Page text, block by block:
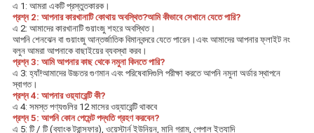
এ 1: আমরা একটি প্রস্তুতকারক।
প্রশ্ন 2: আপনার কারখানাটি কোথায় অবস্থিত?আমি কীভাবে সেখানে যেতে পারি?
এ 2: আমাদের কারখানাটি গুয়াংজু শহরে অবস্থিত।
আপনি শেনঝেন বা গুয়াংজু আন্তর্জাতিক বিমানবন্দরে যেতে পারেন।এবং আমাদের আপনার ফ্লাইট নং
বলুন আমরা আপনাকে বাছাইয়ের ব্যবস্থা করব।
প্রশ্ন 3: আমি আপনার কাছ থেকে নমুনা কিনতে পারি?
এ 3: হ্যাঁ!আমাদের উচ্চতর গুণমান এবং পরিষেবাদিগুলি পরীক্ষা করতে আপনি নমুনা অর্ডার স্থাপনে
স্বাগত।
প্রশ্ন 4: আপনার ওয়্যারেন্টি কী?
এ 4: সমস্ত পণ্যগুলির 12 মাসের ওয়্যারেন্টি থাকবে
প্রশ্ন 5: আপনি কোন পেমেন্ট পদ্ধতি গ্রহণ করবেন?
এ 5: টি / টি (ব্যাংক ট্রান্সফার), ওয়েস্টার্ন ইউনিয়ন, মানি গ্রাম, পেপাল ইত্যাদি